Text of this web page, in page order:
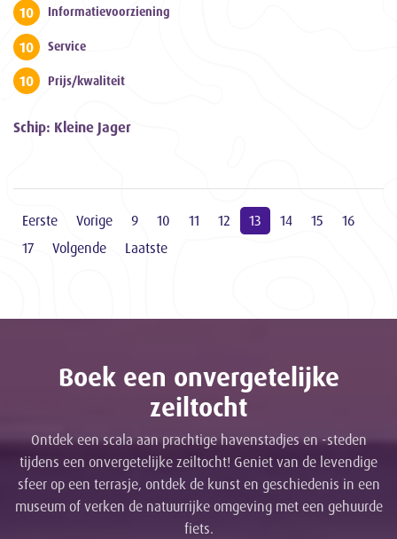
10 Informatievoorziening
10 Service
10 Prijs/kwaliteit
Schip: Kleine Jager
Eerste Vorige 9 10 11 12 13 14 15
16
17
Volgende Laatste
Boek een onvergetelijke
zeiltocht
Ontdek een scala aan prachtige havenstadjes en -steden
tijdens een onvergetelijke zeiltocht! Geniet van de levendige
sfeer op een terrasje, ontdek de kunst en geschiedenis in een
museum of verken de natuurrijke omgeving met een gehuurde
fiets.